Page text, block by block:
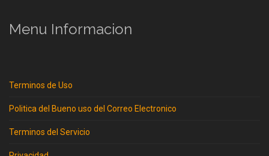
Menu Informacion
Terminos de Uso
Politica del Bueno uso del Correo Electronico
Terminos del Servicio